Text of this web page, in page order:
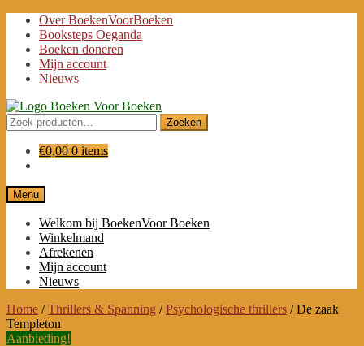
door
naar
navigatie
naar
inhoud
Over BoekenVoorBoeken
Booksteps Oeganda
Boeken doneren
Mijn account
Nieuws
Zoeken
naar:
Zoeken
€0,00 0 items
Menu
Welkom bij BoekenVoor Boeken
Winkelmand
Afrekenen
Mijn account
Nieuws
Home /Thrillers & Spanning /Psychologische thrillers /De zaak
Templeton
Aanbieding!